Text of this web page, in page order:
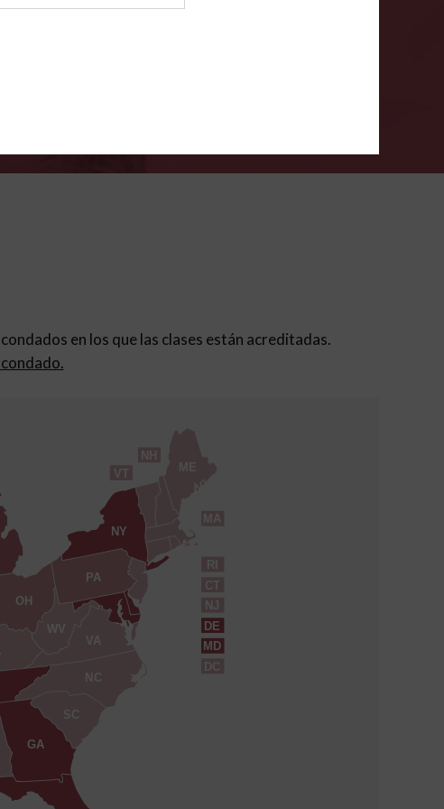
en los que las clases están acreditadas.
CT
DE
DC
GA
ME
MD
MA
NH
NJ
NY
NC
OH
PA
RI
SC
VT
VA
WV